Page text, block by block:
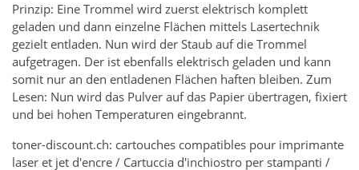
Prinzip: Eine Trommel wird zuerst elektrisch komplett
geladen und dann einzelne Flächen mittels Lasertechnik
gezielt entladen. Nun wird der Staub auf die Trommel
aufgetragen. Der ist ebenfalls elektrisch geladen und kann
somit nur an den entladenen Flächen haften bleiben. Zum
Lesen: Nun wird das Pulver auf das Papier übertragen, fixiert
und bei hohen Temperaturen eingebrannt.
toner-discount.ch: cartouches compatibles pour imprimante
laser et jet d'encre / Cartuccia d'inchiostro per stampanti /